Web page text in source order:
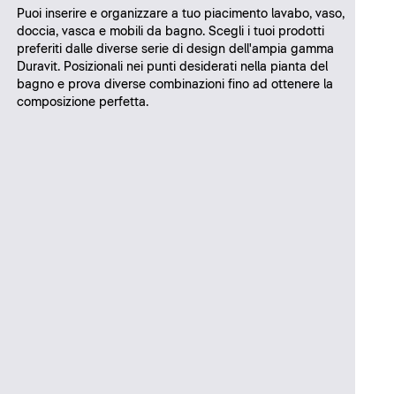
Puoi inserire e organizzare a tuo piacimento lavabo, vaso,
doccia, vasca e mobili da bagno. Scegli i tuoi prodotti
preferiti dalle diverse serie di design dell'ampia gamma
Duravit. Posizionali nei punti desiderati nella pianta del
bagno e prova diverse combinazioni fino ad ottenere la
composizione perfetta.